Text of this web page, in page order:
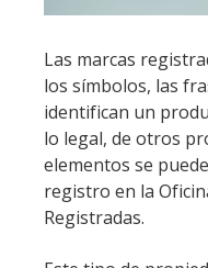
Las marcas
los símbolos, las
identifican un
lo legal, de otros
elementos se
registro en la
Registradas.